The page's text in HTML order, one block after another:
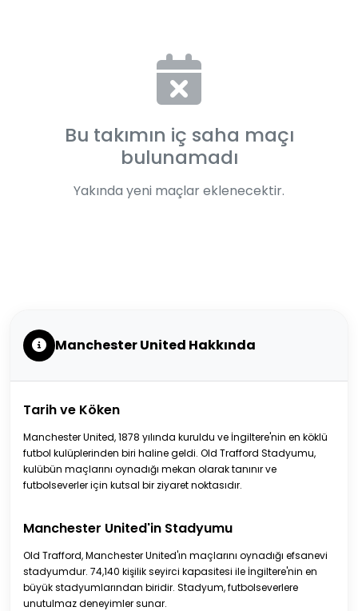
Bu takımın iç saha maçı
bulunamadı
Yakında yeni maçlar eklenecektir.
Manchester United Hakkında
Tarih ve Köken
Manchester United, 1878 yılında kuruldu ve İngiltere'nin en köklü
futbol kulüplerinden biri haline geldi. Old Trafford Stadyumu,
kulübün maçlarını oynadığı mekan olarak tanınır ve
futbolseverler için kutsal bir ziyaret noktasıdır.
Manchester United'in Stadyumu
Old Trafford, Manchester United'ın maçlarını oynadığı efsanevi
stadyumdur. 74,140 kişilik seyirci kapasitesi ile İngiltere'nin en
büyük stadyumlarından biridir. Stadyum, futbolseverlere
unutulmaz deneyimler sunar.